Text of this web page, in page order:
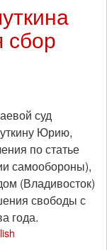
сбор
суд
Юрию,
по статье
самообороны),
(Владивосток)
свободы с
года.